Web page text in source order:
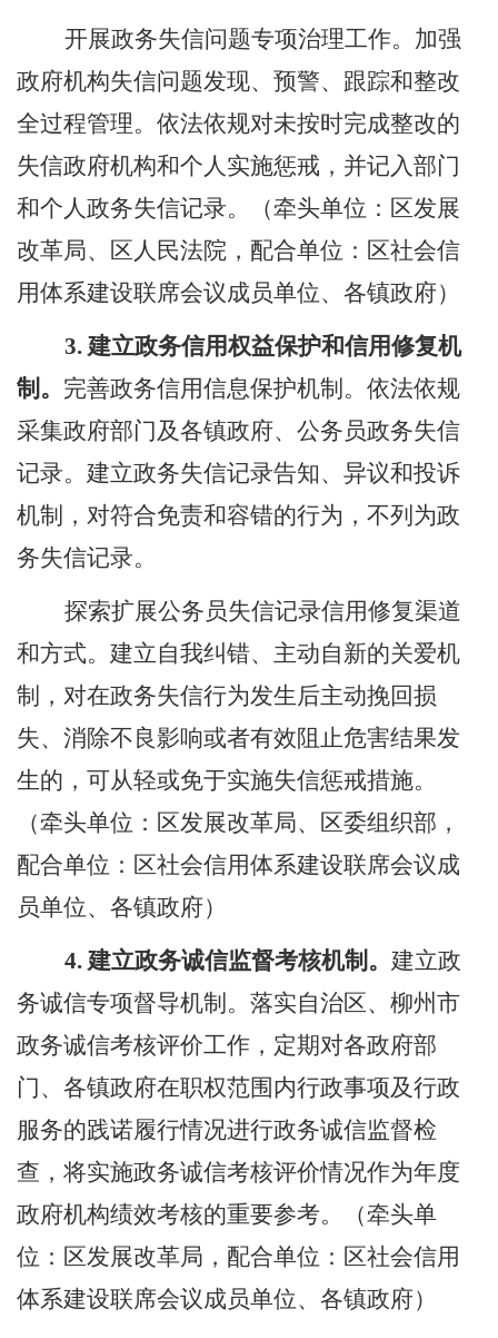
开展政务失信问题专项治理工作。加强
政府机构失信问题发现、预警、跟踪和整改
全过程管理。依法依规对未按时完成整改的
失信政府机构和个人实施惩戒，并记入部门
和个人政务失信记录。（牵头单位：区发展
改革局、区人民法院，配合单位：区社会信
用体系建设联席会议成员单位、各镇政府）
3. 建立政务信用权益保护和信用修复机
制。 完善政务信用信息保护机制。依法依规
采集政府部门及各镇政府、 公务员政务失信
记录。建立政务失信记录告知、异议和投诉
机制，对符合免责和容错的行为，不列为政
务失信记录。
探索扩展公务员失信记录信用修复渠道
和方式。建立自我纠错、主动自新的关爱机
制，对在政务失信行为发生后主动挽回损
失、消除不良影响或者有效阻止危害结果发
生的，可从轻或免于实施失信惩戒措施。
（牵头单位：区发展改革局、区委组织部，
配合单位：区社会信用体系建设联席会议成
员单位、各镇政府）
4. 建立政务诚信监督考核机制。 建立政
务诚信专项督导机制。落实自治区、柳州市
政务诚信考核评价工作，定期对各政府部
门、各镇政府在职权范围内行政事项及行政
服务的践诺履行情况进行政务诚信监督检
查，将实施政务诚信考核评价情况作为年度
政府机构绩效考核的重要参考。（牵头单
位：区发展改革局，配合单位：区社会信用
体系建设联席会议成员单位、各镇政府）